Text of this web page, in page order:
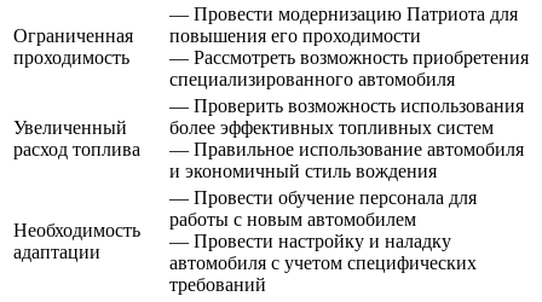
Ограниченная
проходимость
— Провести модернизацию Патриота для
повышения его проходимости
— Рассмотреть возможность приобретения
специализированного автомобиля
Увеличенный
расход топлива
— Проверить возможность использования
более эффективных топливных систем
— Правильное использование автомобиля
и экономичный стиль вождения
Необходимость
адаптации
— Провести обучение персонала для
работы с новым автомобилем
— Провести настройку и наладку
автомобиля с учетом специфических
требований